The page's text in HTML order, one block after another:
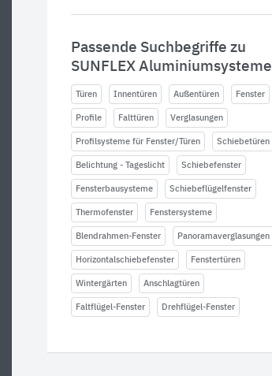
Passende Suchbegriffe zu
SUNFLEX Aluminiumsysteme
Türen Innentüren Außentüren Fenster
Profile Falttüren Verglasungen
Profilsysteme für Fenster/Türen Schiebetüren
Belichtung - Tageslicht Schiebefenster
Fensterbausysteme Schiebeflügelfenster
Thermofenster Fenstersysteme
Blendrahmen-Fenster Panoramaverglasungen
Horizontalschiebefenster Fenstertüren
Wintergärten Anschlagtüren
Faltflügel-Fenster Drehflügel-Fenster